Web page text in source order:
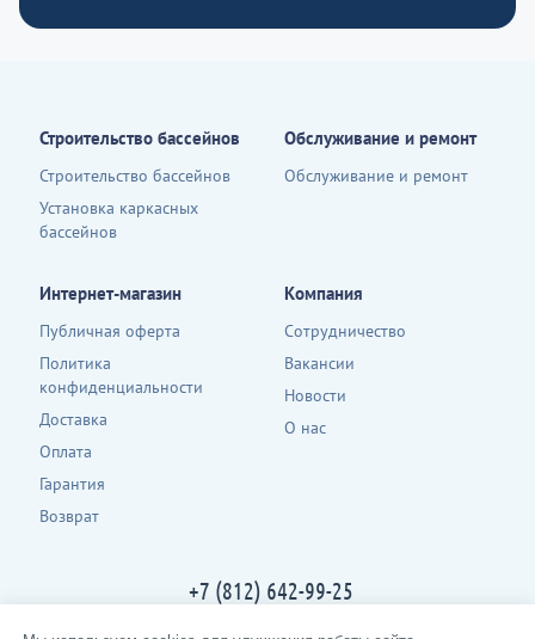
+7 (812) 642-99-25
Контакты
Строительство бассейнов
Строительство бассейнов
Установка каркасных
бассейнов
Обслуживание и ремонт
Обслуживание и ремонт
Интернет-магазин
Публичная оферта
Политика
конфиденциальности
Доставка
Оплата
Гарантия
Возврат
Компания
Сотрудничество
Вакансии
Новости
О нас